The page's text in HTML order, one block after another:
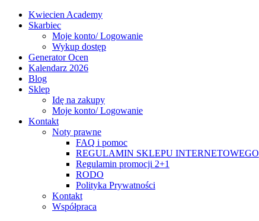
Kwiecien Academy
Skarbiec
Moje konto/ Logowanie
Wykup dostęp
Generator Ocen
Kalendarz 2026
Blog
Sklep
Idę na zakupy
Moje konto/ Logowanie
Kontakt
Noty prawne
FAQ i pomoc
REGULAMIN SKLEPU INTERNETOWEGO
Regulamin promocji 2+1
RODO
Polityka Prywatności
Kontakt
Współpraca